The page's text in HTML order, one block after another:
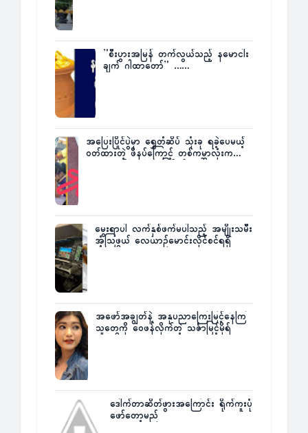
”စီးပွားအမြန် တက်လွယ်သည့် နမောငါး
ချက် ဂါထာတော်” ……
အပြေးပြိုင်ပွဲမှာ ရွှေတံဆိပ် သုံးခု ရခဲ့ပေမယ့်
ဝတ်ထားတဲ့ ဖိနပ်ကြောင့် တစ်ကမ္ဘာလုံးက
မွေးရာပါ လက်နှစ်ဖက်မပါသည့် အမျိုးသမီး
အံ့သြဖွယ် လေယာဉ်မောင်းလိုင်စင်ရရှိ
အဖော်အချွတ်နဲ့ အနုပညာကြေးမြင့်နေကြ
သူတွေကို ဝေဖန်လိုက်တဲ့ သင်္ဇာမြင့်မိုရ်
ဒေါက်တာဆိတ်ဖွားအကြောင်း ရိုက်ကူးပုံ
ဖော်တော့မည်